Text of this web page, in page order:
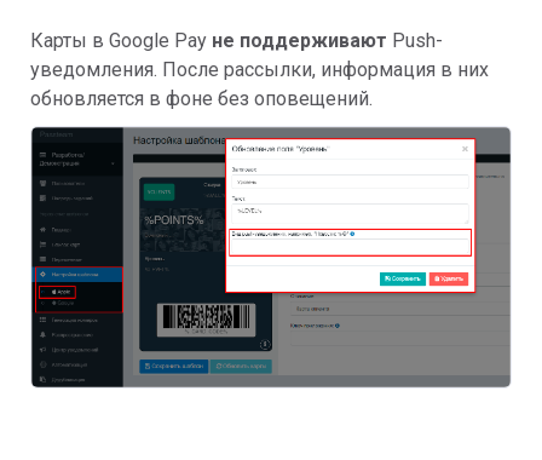
Карты в Google Pay не поддерживают Push-
уведомления. После рассылки, информация в них
обновляется в фоне без оповещений.